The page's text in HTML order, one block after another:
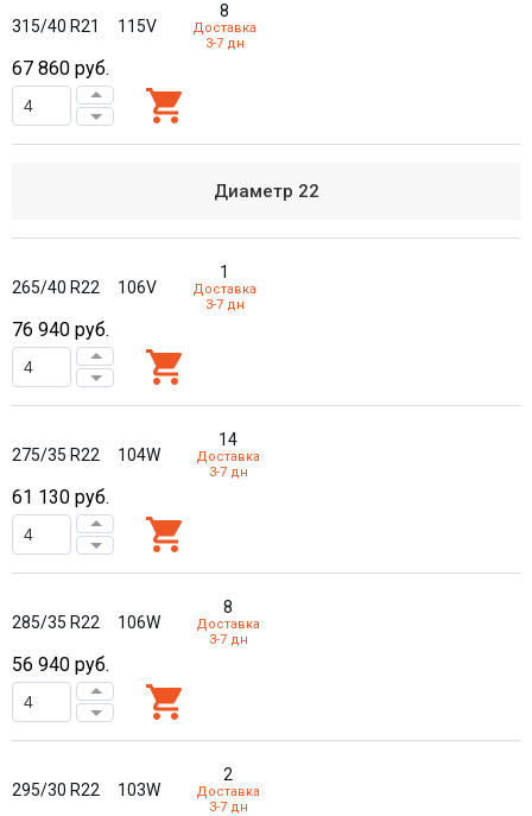
315/40 R21 115V
8
Доставка
3-7 дн
67 860 руб.
Диаметр 22
265/40 R22 106V
1
Доставка
3-7 дн
76 940 руб.
275/35 R22 104W
14
Доставка
3-7 дн
61 130 руб.
285/35 R22 106W
8
Доставка
3-7 дн
56 940 руб.
295/30 R22 103W
2
Доставка
3-7 дн